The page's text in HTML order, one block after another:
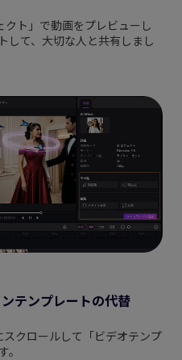
ト」で動画をプレビューし
して、大切な人と共有しまし
テンプレートの代替
スクロールして「ビデオテンプ